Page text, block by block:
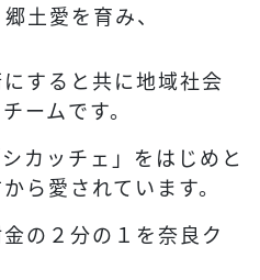
土愛を育み、
すると共に地域社会
ームです。
カッチェ」をはじめと
ら愛されています。
の２分の１を奈良ク